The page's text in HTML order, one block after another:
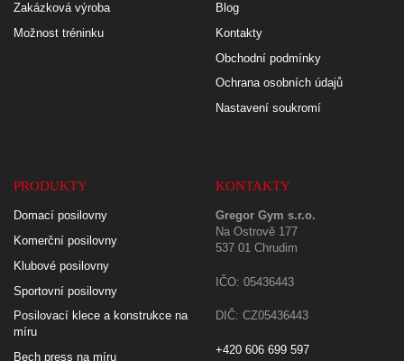
Zakázková výroba
Možnost tréninku
Blog
Kontakty
Obchodní podmínky
Ochrana osobních údajů
Nastavení soukromí
PRODUKTY
Domací posilovny
Komerční posilovny
Klubové posilovny
Sportovní posilovny
Posilovací klece a konstrukce na
míru
Bech press na míru
KONTAKTY
Gregor Gym s.r.o.
Na Ostrově 177
537 01 Chrudim
IČO: 05436443
DIČ: CZ05436443
+420 606 699 597